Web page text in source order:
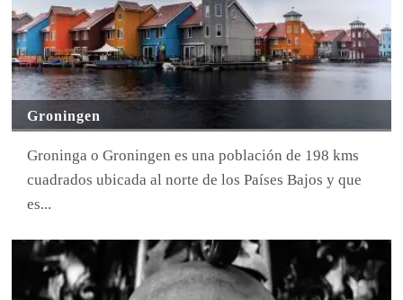
Groningen
Groninga o Groningen es una población de 198 kms
cuadrados ubicada al norte de los Países Bajos y que
es...